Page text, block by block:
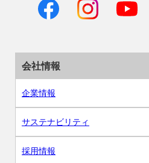
会社情報
企業情報
サステナビリティ
採用情報